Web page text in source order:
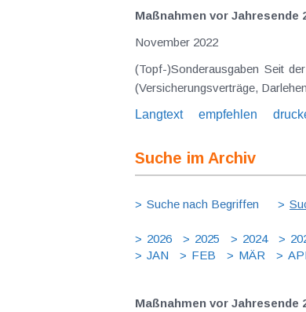
Maßnahmen vor Jahresende
November 2022
(Topf-)Sonderausgaben Seit
(Versicherungsverträge,
Langtext
empfehlen
Suche im Archiv
Suche nach Begriffen
2026 2025 2024
JAN
FEB MÄR
Maßnahmen vor Jahresende